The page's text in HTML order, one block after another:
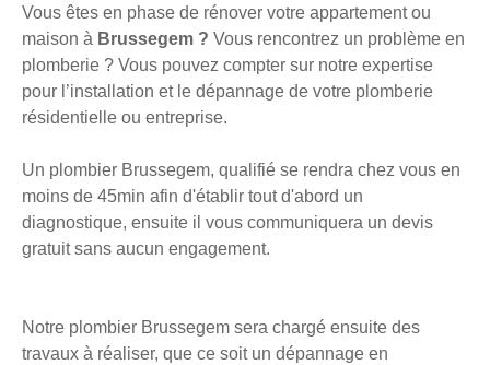
Vous êtes en phase de rénover votre appartement ou
maison à Brussegem ? Vous rencontrez un problème en
plomberie ? Vous pouvez compter sur notre expertise
pour l’installation et le dépannage de votre plomberie
résidentielle ou entreprise.
Un plombier Brussegem, qualifié se rendra chez vous en
moins de 45min afin d'établir tout d'abord un
diagnostique, ensuite il vous communiquera un devis
gratuit sans aucun engagement.
Notre plombier Brussegem sera chargé ensuite des
travaux à réaliser, que ce soit un dépannage en